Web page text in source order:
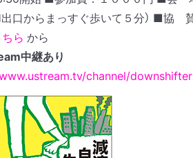
口からまっすぐ歩いて５分） ■協 賛
ら から
中継あり
channel/